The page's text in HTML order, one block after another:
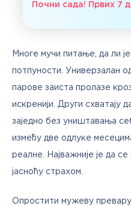
Почни сада! Првих 7
Многе мучи питање, да ли
потпуности. Универзалан
парове заиста пролазе
искренији. Други схватају
заједно без уништавања
између две одлуке
реалне. Најважније је да
јасноћу страхом.
Опростити мужеву превару